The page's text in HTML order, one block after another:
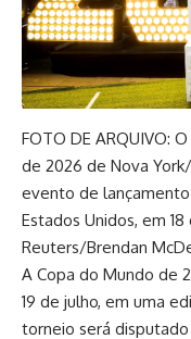
FOTO DE ARQUIVO:
de 2026 de Nova
evento de lançamento
Estados Unidos, em
Reuters/Brendan
A Copa do Mundo de
19 de julho, em uma
torneio será